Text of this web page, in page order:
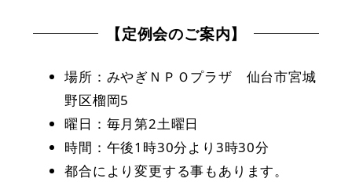
【定例会のご案内】
場所：みやぎＮＰＯプラザ 仙台市宮城
野区榴岡5
曜日：毎月第2土曜日
時間：午後1時30分より3時30分
都合により変更する事もあります。